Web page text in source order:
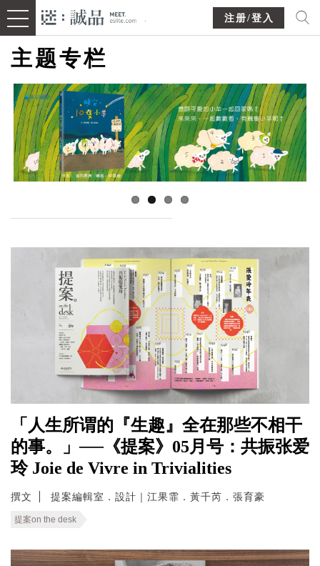
注册/登入
主题专栏
「人生所谓的『生趣』全在那些不相干
的事。」──《提案》05月号：共振张爱
玲 Joie de Vivre in Trivialities
撰文 提案編輯室．設計｜江果霏．黃千芮．張育豪
提案on the desk